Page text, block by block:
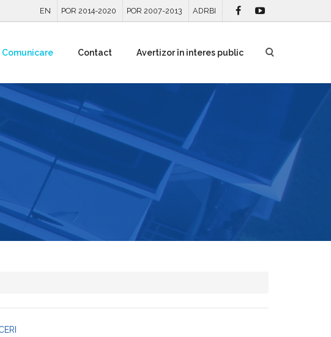
EN POR 2014-2020 POR 2007-2013 ADRBI
Comunicare Contact Avertizor în interes public